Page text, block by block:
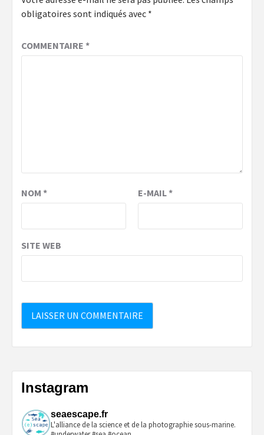
obligatoires sont indiqués avec *
COMMENTAIRE *
NOM * E-MAIL*
SITE WEB
Instagram
seaescape.fr
L'alliance de la science et de la photographie sous-marine.